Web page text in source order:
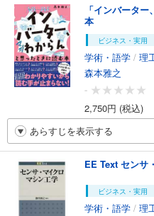
「インバータ
本
ビジネス・実用
学術・語学 / 理
森本雅之
-
2,750円 (税込)
あらすじを表示する
EE Text センサ
ビジネス・実用
学術・語学 / 理